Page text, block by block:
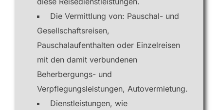
Die Vermittlung von: Pauschal- und
Gesellschaftsreisen,
Pauschalaufenthalten oder Einzelreisen
mit den damit verbundenen
Beherbergungs- und
Verpflegungsleistungen, Autovermietung.
Dienstleistungen, wie